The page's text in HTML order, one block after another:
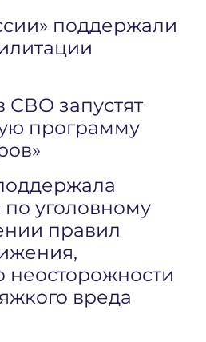
поддержали
СВО запустят
программу
уголовному
правил
вреда